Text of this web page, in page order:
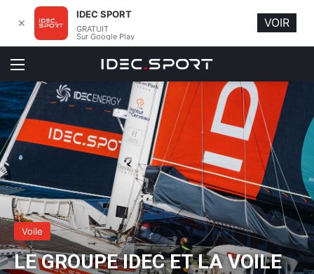
Menu
Voile
LE GROUPE IDEC ET LA VOILE
✕
IDEC SPORT
GRATUIT
Sur Google Play
VOIR